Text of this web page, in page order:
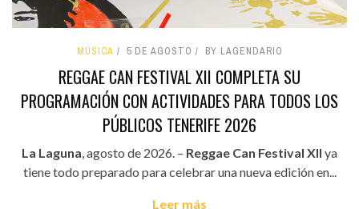
MÚSICA 5 DE AGOSTO BY LAGENDARIO
REGGAE CAN FESTIVAL XII COMPLETA SU
PROGRAMACIÓN CON ACTIVIDADES PARA TODOS LOS
PÚBLICOS TENERIFE 2026
La Laguna, agosto de 2026. – Reggae Can Festival XII ya
tiene todo preparado para celebrar una nueva edición en...
Leer más